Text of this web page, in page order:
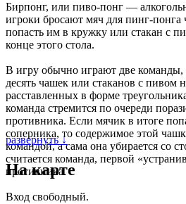
Бирпонг, или пиво-понг —
игроки бросают мяч для пинг-понга
попасть им в кружку или стакан с
конце этого стола.
В игру обычно играют две команды,
десять чашек или стаканов с пивом
расставленных в форме
команда стремится по очереди
противника. Если мячик в итоге
соперника, то содержимое этой
командой, а сама она убирается со
считается команда, первой
противника.
Вход свободный.
развернуть ↓
На карте